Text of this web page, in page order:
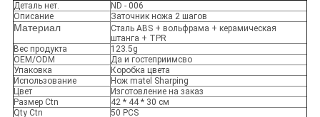
Деталь нет.
ND - 006
Описание
Заточник ножа 2 шагов
Материал
Сталь ABS + вольфрама + керамическая
штанга + TPR
Вес продукта
123.5g
OEM/ODM
Да и гостеприимсво
Упаковка
Коробка цвета
Использование
Нож matel Sharping
Цвет
Изготовление на заказ
Размер Ctn
42 * 44 * 30 см
Qty Ctn
50 PCS